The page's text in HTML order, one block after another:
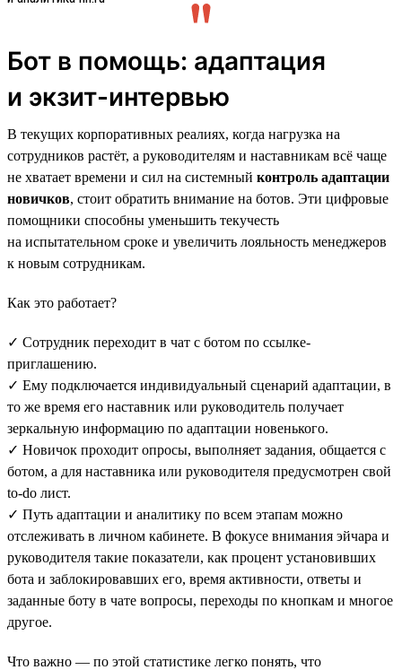
Бот в помощь: адаптация
и экзит-интервью
В текущих корпоративных реалиях, когда нагрузка на
сотрудников растёт, а руководителям и наставникам всё чаще
не хватает времени и сил на системный контроль адаптации
новичков, стоит обратить внимание на ботов. Эти цифровые
помощники способны уменьшить текучесть
на испытательном сроке и увеличить лояльность менеджеров
к новым сотрудникам.
Как это работает?
✓ Сотрудник переходит в чат с ботом по ссылке-
приглашению.
✓ Ему подключается индивидуальный сценарий адаптации, в
то же время его наставник или руководитель получает
зеркальную информацию по адаптации новенького.
✓ Новичок проходит опросы, выполняет задания, общается с
ботом, а для наставника или руководителя предусмотрен свой
to-do лист.
✓ Путь адаптации и аналитику по всем этапам можно
отслеживать в личном кабинете. В фокусе внимания эйчара и
руководителя такие показатели, как процент установивших
бота и заблокировавших его, время активности, ответы и
заданные боту в чате вопросы, переходы по кнопкам и многое
другое.
Что важно — по этой статистике легко понять, что